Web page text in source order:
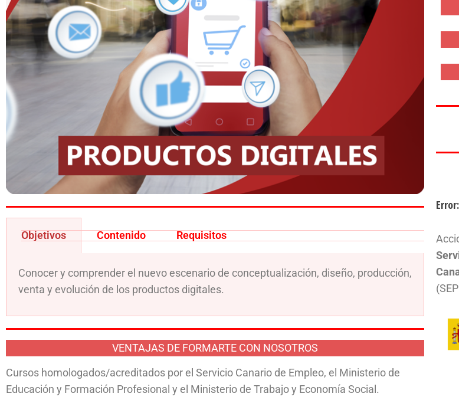
Objetivos Contenido Requisitos
Conocer y comprender el nuevo escenario de conceptualización, diseño, producción,
venta y evolución de los productos digitales.
VENTAJAS DE FORMARTE CON NOSOTROS
Cursos homologados/acreditados por el Servicio Canario de Empleo, el Ministerio de
Educación y Formación Profesional y el Ministerio de Trabajo y Economía Social.
Error: